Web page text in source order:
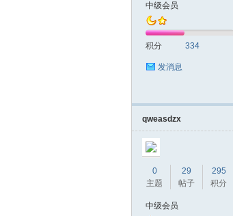
中级会员
积分 334
发消息
qweasdzx
0
主题
29
帖子
295
积分
中级会员